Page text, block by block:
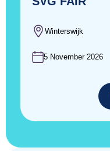
Winterswijk
5 November 2026